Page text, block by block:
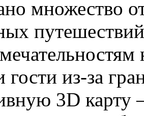
множество
гости из-за
3D карту